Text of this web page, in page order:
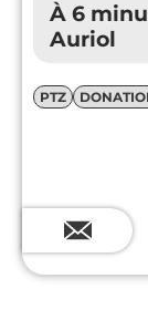
À 6
Auriol
PTZ